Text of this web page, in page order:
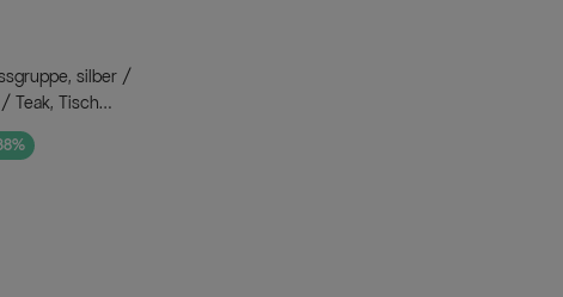
Teak, Tisch
2